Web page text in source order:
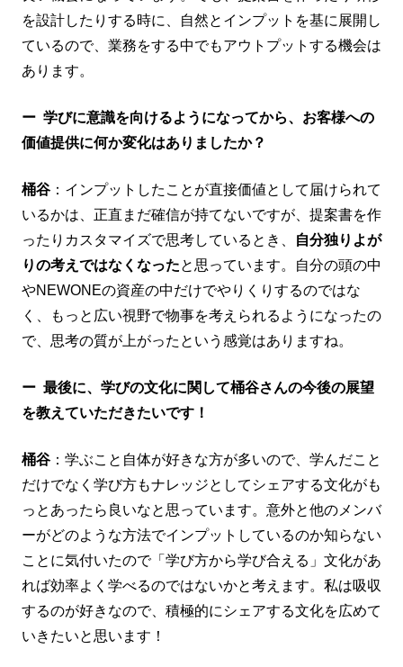
を設計したりする時に、自然とインプットを基に展開し
ているので、業務をする中でもアウトプットする機会は
あります。
ー 学びに意識を向けるようになってから、お客様への
価値提供に何か変化はありましたか？
桶谷 ：インプットしたことが直接価値として届けられて
いるかは、正直まだ確信が持てないですが、提案書を作
ったりカスタマイズで思考しているとき、
自分独りよが
りの考えではなくなったと思っています。自分の頭の中
やNEWONEの資産の中だけでやりくりするのではな
く、もっと広い視野で物事を考えられるようになったの
で、思考の質が上がったという感覚はありますね。
ー 最後に、学びの文化に関して桶谷さんの今後の展望
を教えていただきたいです！
桶谷 ：学ぶこと自体が好きな方が多いので、学んだこと
だけでなく学び方もナレッジとしてシェアする文化がも
っとあったら良いなと思っています。意外と他のメンバ
ーがどのような方法でインプットしているのか知らない
ことに気付いたので「学び方から学び合える」文化があ
れば効率よく学べるのではないかと考えます。私は吸収
するのが好きなので、積極的にシェアする文化を広めて
いきたいと思います！